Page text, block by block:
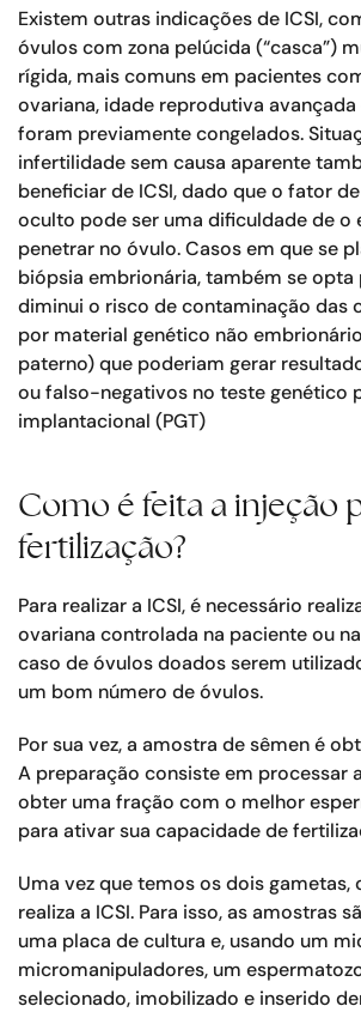
Existem outras indicações de ICSI,
óvulos com zona pelúcida (“casca”)
rígida, mais comuns em pacientes
ovariana, idade reprodutiva
foram previamente congelados.
infertilidade sem causa aparente
beneficiar de ICSI, dado que o fator
oculto pode ser uma dificuldade de o
penetrar no óvulo. Casos em que se
biópsia embrionária, também se opta
diminui o risco de contaminação das
por material genético não
paterno) que poderiam gerar
ou falso-negativos no teste genético
implantacional (PGT)
Como é feita a injeção
fertilização?
Para realizar a ICSI, é necessário
ovariana controlada na paciente ou
caso de óvulos doados serem
um bom número de óvulos.
Por sua vez, a amostra de sêmen é
A preparação consiste em processar
obter uma fração com o melhor
para ativar sua capacidade de
Uma vez que temos os dois
realiza a ICSI. Para isso, as amostras
uma placa de cultura e, usando um
micromanipuladores, um
selecionado, imobilizado e inserido